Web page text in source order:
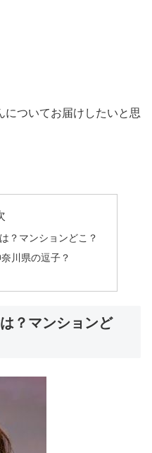
についてお届けしたいと思
？マンションどこ？
川県の逗子？
？マンションど